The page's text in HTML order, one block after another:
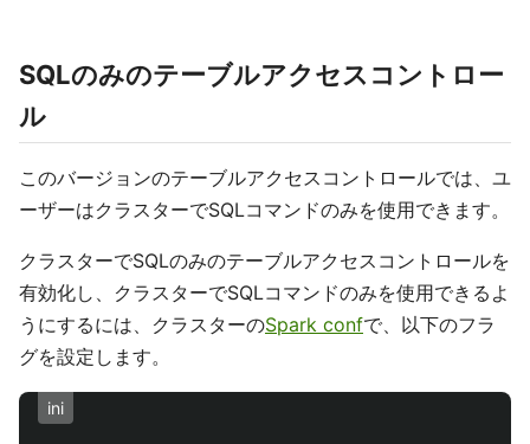
SQLのみのテーブルアクセスコントロー
ル
このバージョンのテーブルアクセスコントロールでは、ユ
ーザーはクラスターでSQLコマンドのみを使用できます。
クラスターでSQLのみのテーブルアクセスコントロールを
有効化し、クラスターでSQLコマンドのみを使用できるよ
うにするには、クラスターのSpark confで、以下のフラ
グを設定します。
ini